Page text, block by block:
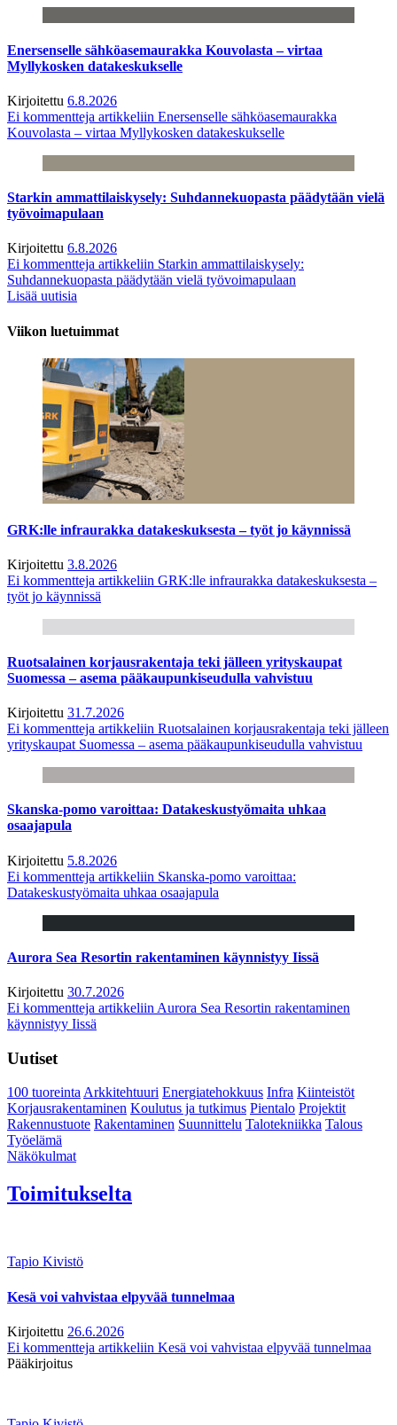
Enersenselle sähköasemaurakka Kouvolasta – virtaa
Myllykosken datakeskukselle
Kirjoitettu 6.8.2026
Ei kommentteja artikkeliin Enersenselle sähköasemaurakka
Kouvolasta – virtaa Myllykosken datakeskukselle
Starkin ammattilaiskysely: Suhdannekuopasta päädytään vielä
työvoimapulaan
Kirjoitettu 6.8.2026
Ei kommentteja artikkeliin Starkin ammattilaiskysely:
Suhdannekuopasta päädytään vielä työvoimapulaan
Lisää uutisia
Viikon luetuimmat
GRK:lle infraurakka datakeskuksesta – työt jo käynnissä
Kirjoitettu 3.8.2026
Ei kommentteja artikkeliin GRK:lle infraurakka datakeskuksesta –
työt jo käynnissä
Ruotsalainen korjausrakentaja teki jälleen yrityskaupat
Suomessa – asema pääkaupunkiseudulla vahvistuu
Kirjoitettu 31.7.2026
Ei kommentteja artikkeliin Ruotsalainen korjausrakentaja teki jälleen
yrityskaupat Suomessa – asema pääkaupunkiseudulla vahvistuu
Skanska-pomo varoittaa: Datakeskustyömaita uhkaa
osaajapula
Kirjoitettu 5.8.2026
Ei kommentteja artikkeliin Skanska-pomo varoittaa:
Datakeskustyömaita uhkaa osaajapula
Aurora Sea Resortin rakentaminen käynnistyy Iissä
Kirjoitettu 30.7.2026
Ei kommentteja artikkeliin Aurora Sea Resortin rakentaminen
käynnistyy Iissä
Uutiset
100 tuoreintaArkkitehtuuri Energiatehokkuus Infra Kiinteistöt
Korjausrakentaminen Koulutus ja tutkimus Pientalo Projektit
Rakennustuote Rakentaminen Suunnittelu Talotekniikka Talous
Työelämä
Näkökulmat
Toimitukselta
Tapio Kivistö
Kesä voi vahvistaa elpyvää tunnelmaa
Kirjoitettu 26.6.2026
Ei kommentteja artikkeliin Kesä voi vahvistaa elpyvää tunnelmaa
Pääkirjoitus